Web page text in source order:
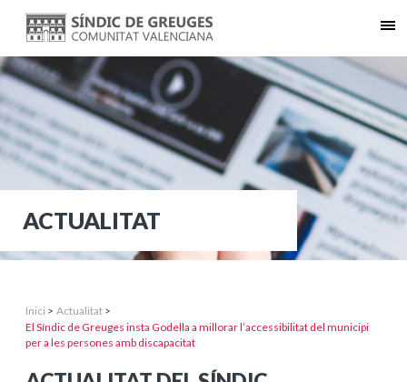
ACTUALITAT
Inici > Actualitat >
El Síndic de Greuges insta Godella a millorar l’accessibilitat del municipi
per a les persones amb discapacitat